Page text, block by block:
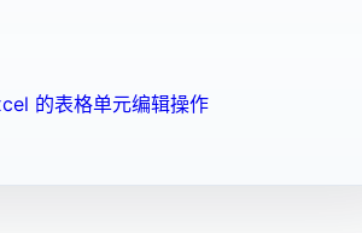
的表格单元编辑操作